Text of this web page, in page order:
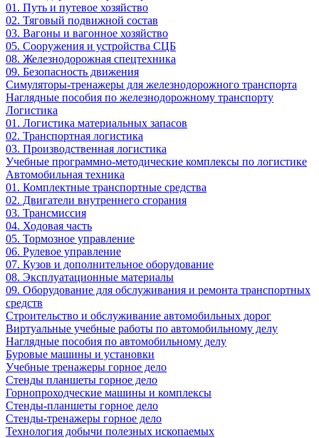
01. Путь и путевое хозяйство
02. Тяговый подвижной состав
03. Вагоны и вагонное хозяйство
05. Сооружения и устройства СЦБ
08. Железнодорожная спецтехника
09. Безопасность движения
Симуляторы-тренажеры для железнодорожного транспорта
Наглядные пособия по железнодорожному транспорту
Логистика
01. Логистика материальных запасов
02. Транспортная логистика
03. Производственная логистика
Учебные программно-методические комплексы по логистике
Автомобильная техника
01. Комплектные транспортные средства
02. Двигатели внутреннего сгорания
03. Трансмиссия
04. Ходовая часть
05. Тормозное управление
06. Рулевое управление
07. Кузов и дополнительное оборудование
08. Эксплуатационные материалы
09. Оборудование для обслуживания и ремонта транспортных
средств
Строительство и обслуживание автомобильных дорог
Виртуальные учебные работы по автомобильному делу
Наглядные пособия по автомобильному делу
Буровые машины и установки
Учебные тренажеры горное дело
Стенды планшеты горное дело
Горнопроходческие машины и комплексы
Стенды-планшеты горное дело
Стенды-тренажеры горное дело
Технология добычи полезных ископаемых